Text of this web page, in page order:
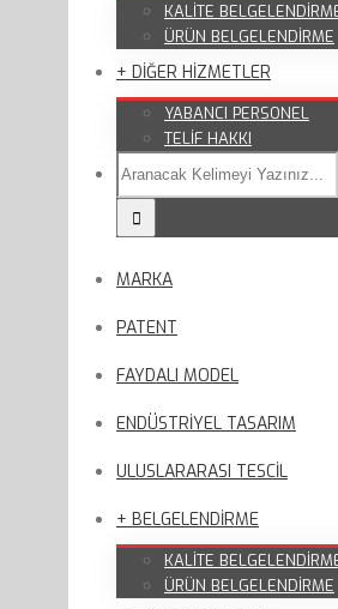
KALİTE
ÜRÜN BELGELENDİRME
+ DİĞER HİZMETLER
YABANCI PERSONEL
TELİF HAKKI
MARKA
PATENT
FAYDALI MODEL
ENDÜSTRİYEL TASARIM
ULUSLARARASI TESCİL
+ BELGELENDİRME
KALİTE
ÜRÜN BELGELENDİRME